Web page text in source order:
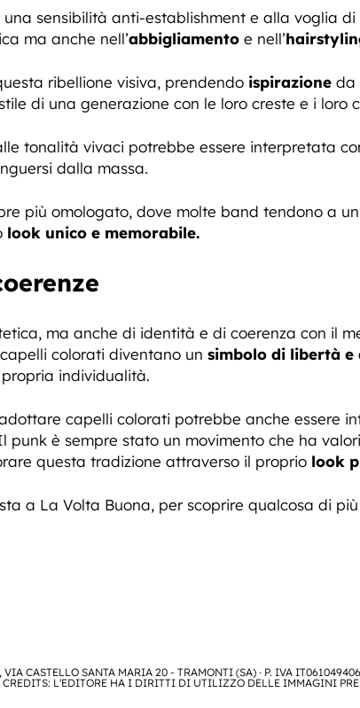
sensibilità anti-establishment e alla voglia di
ma anche nell’abbigliamento e nell’
ribellione visiva, prendendo ispirazione da
di una generazione con le loro creste e i loro
tonalità vivaci potrebbe essere interpretata
dalla massa.
più omologato, dove molte band tendono a
look unico e memorabile.
ma anche di identità e di coerenza con il
colorati diventano un simbolo di libertà
individualità.
capelli colorati potrebbe anche essere
punk è sempre stato un movimento che ha
questa tradizione attraverso il proprio look
a La Volta Buona, per scoprire qualcosa di
VIA CASTELLO SANTA MARIA 20 - TRAMONTI (SA) · P. IVA
CREDITS: L'EDITORE HA I DIRITTI DI UTILIZZO DELLE IMMAGINI